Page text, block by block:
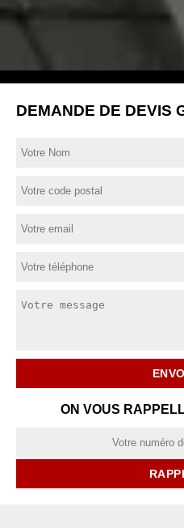
DEMANDE DE DEVIS
ON VOUS